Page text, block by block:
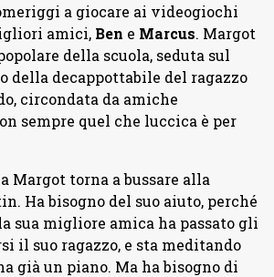
a giocare ai videogiochi
amici, Ben e Marcus. Margot
della scuola, seduta sul
della decappottabile del ragazzo
circondata da amiche
sempre quel che luccica è per
Margot torna a bussare alla
Ha bisogno del suo aiuto, perché
sua migliore amica ha passato gli
il suo ragazzo, e sta meditando
già un piano. Ma ha bisogno di